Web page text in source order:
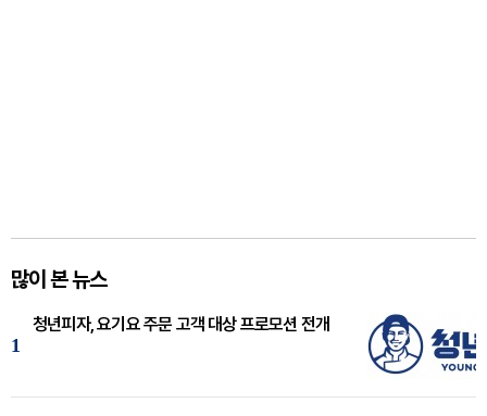
많이 본 뉴스
1
청년피자, 요기요 주문 고객 대상 프로모션 전개